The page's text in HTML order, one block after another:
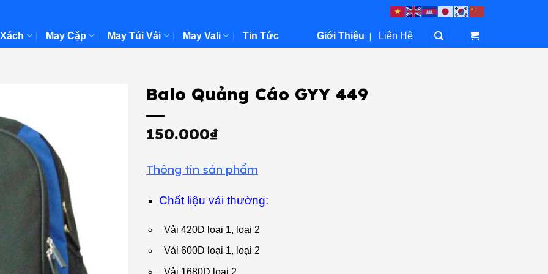
May Cặp May Túi Vải May Vali Tin Tức Giới Thiệu | Liên Hệ
Balo Quảng Cáo GYY 449
150.000₫
Thông tin sản phẩm
Chất liệu vải thường:
Vải 420D loại 1, loại 2
Vải 600D loại 1, loại 2
Vải 1680D loại 2